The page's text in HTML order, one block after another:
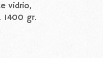
vidrio,
1400 gr.